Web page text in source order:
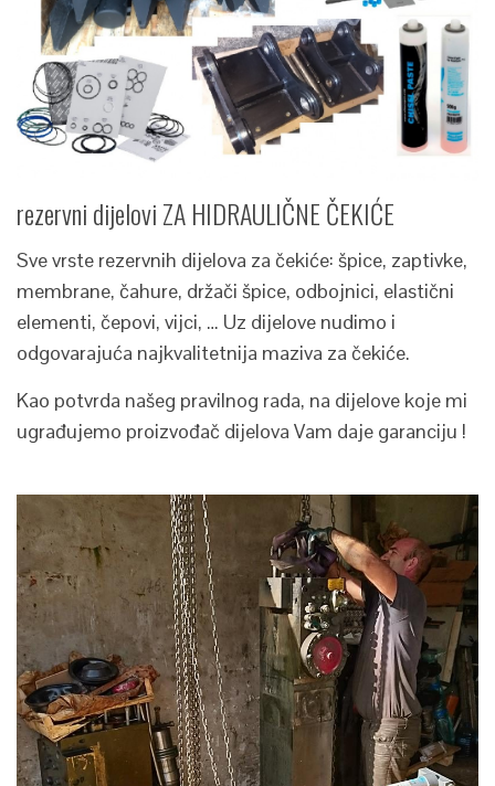
rezervni dijelovi ZA HIDRAULIČNE ČEKIĆE
Sve vrste rezervnih dijelova za čekiće: špice, zaptivke,
membrane, čahure, držači špice, odbojnici, elastični
elementi, čepovi, vijci, … Uz dijelove nudimo i
odgovarajuća najkvalitetnija maziva za čekiće.
Kao potvrda našeg pravilnog rada, na dijelove koje mi
ugrađujemo proizvođač dijelova Vam daje garanciju !